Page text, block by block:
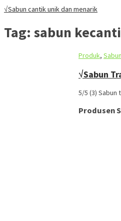
√Sabun cantik unik dan menarik
Tag: sabun
Produk,
√Sabun
5/5 (3) Sabun
Produsen